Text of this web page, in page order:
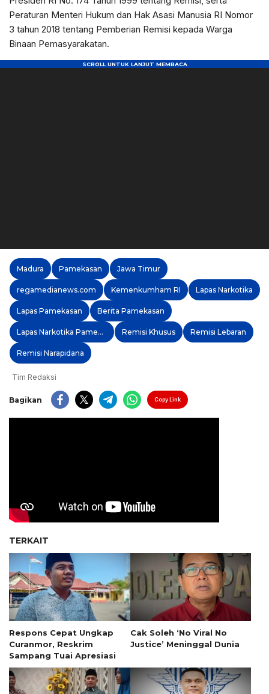
Peraturan Menteri Hukum dan Hak Asasi Manusia RI Nomor
3 tahun 2018 tentang Pemberian Remisi kepada Warga
Binaan Pemasyarakatan.
Madura Pamekasan Jawa Timur
regamedianews.com Kemenkumham RI Lapas Narkotika
Lapas Pamekasan Berita Pamekasan
Lapas Narkotika Pamekasan Remisi Khusus Remisi Lebaran
Remisi Narapidana
Tim Redaksi
Bagikan Copy Link
TERKAIT
Respons Cepat Ungkap
Curanmor, Reskrim
Sampang Tuai Apresiasi
Cak Soleh ‘No Viral No
Justice’ Meninggal Dunia